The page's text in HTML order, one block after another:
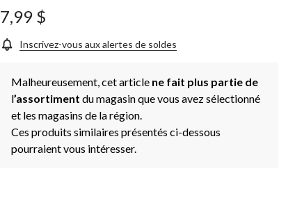
7,99 $
Inscrivez-vous aux alertes de soldes
Malheureusement, cet article ne fait plus partie de
l’assortiment du magasin que vous avez sélectionné
et les magasins de la région.
Ces produits similaires présentés ci-dessous
pourraient vous intéresser.